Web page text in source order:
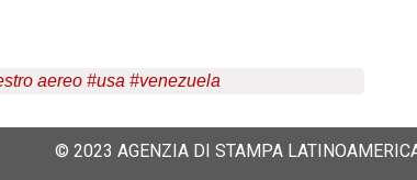
aereo #usa #venezuela
© 2023 AGENZIA DI STAMPA